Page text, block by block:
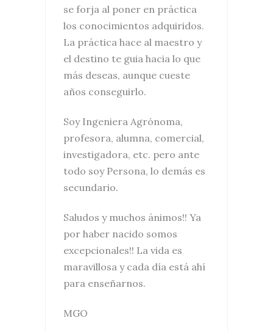
se forja al poner en práctica
los conocimientos adquiridos.
La práctica hace al maestro y
el destino te guia hacia lo que
más deseas, aunque cueste
años conseguirlo.
Soy Ingeniera Agrónoma,
profesora, alumna, comercial,
investigadora, etc. pero ante
todo soy Persona, lo demás es
secundario.
Saludos y muchos ánimos!! Ya
por haber nacido somos
excepcionales!! La vida es
maravillosa y cada día está ahí
para enseñarnos.
MGO